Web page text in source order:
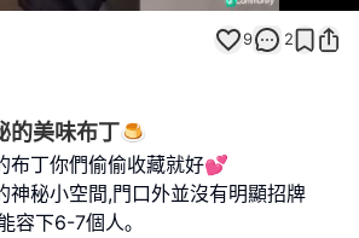
100.00%
9 2
的美味布丁🍮
布丁你們偷偷收藏就好💕
神秘小空間,門口外並沒有明顯招牌
容下6-7個人｡